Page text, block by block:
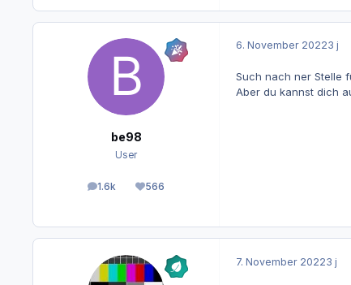
be98
User
1.6k
Beiträge 566
Reputation
6. November 20223 j
Such nach ner Stelle
Aber du kannst dich
7. November 20223 j